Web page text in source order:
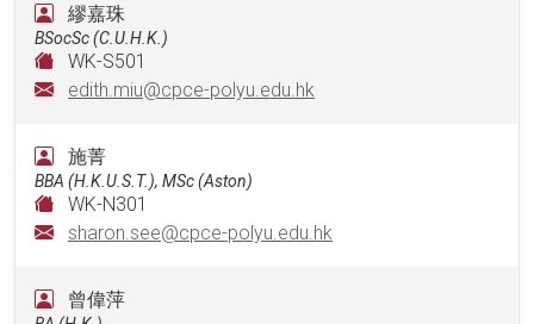
繆嘉珠
BSocSc (C.U.H.K.)
WK-S501
edith.miu@cpce-polyu.edu.hk
施菁
BBA (H.K.U.S.T.), MSc (Aston)
WK-N301
sharon.see@cpce-polyu.edu.hk
曾偉萍